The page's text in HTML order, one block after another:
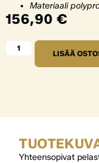
Materiaali
156,90 €
LISÄÄ
Yhteensopivat